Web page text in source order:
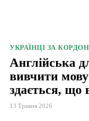
УКРАЇНЦІ ЗА
Англійська
вивчити
здається, що
13 Травня 2026